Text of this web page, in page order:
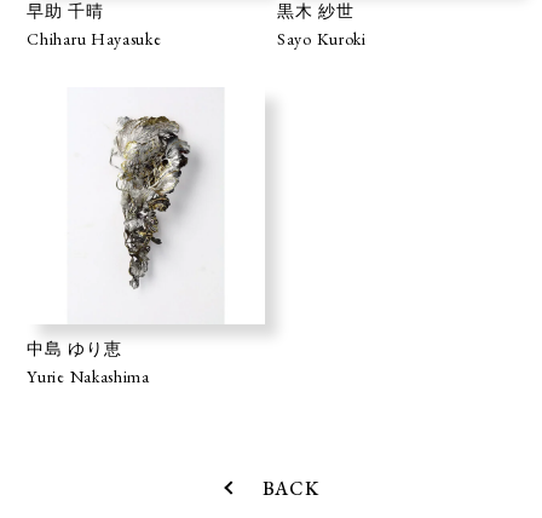
早助 千晴
Chiharu Hayasuke
黒木 紗世
Sayo Kuroki
中島 ゆり恵
Yurie Nakashima
BACK